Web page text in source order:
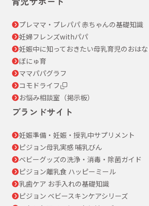
プレママ・プレパパ 赤ちゃんの基礎知識
妊婦フレンズwithパパ
妊娠中に知っておきたい母乳育児のおはな
ぼにゅ育
ママパパグラフ
コモドライフ
お悩み相談室（掲示板）
ブランドサイト
妊娠準備・妊娠・授乳中サプリメント
ピジョン母乳実感 哺乳びん
ベビーグッズの洗浄・消毒・除菌ガイド
ピジョン離乳食 ハッピーミール
乳歯ケア お手入れの基礎知識
ピジョン ベビースキンケアシリーズ